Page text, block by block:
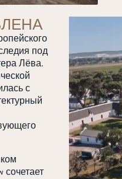
под
Лёва.
с
сочетает